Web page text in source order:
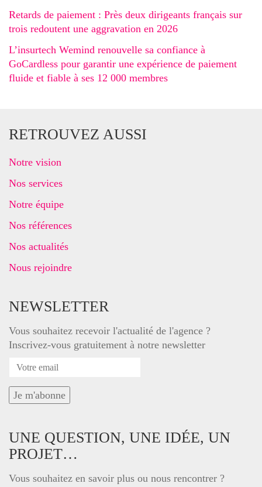
Retards de paiement : Près deux dirigeants français sur
trois redoutent une aggravation en 2026
L’insurtech Wemind renouvelle sa confiance à
GoCardless pour garantir une expérience de paiement
fluide et fiable à ses 12 000 membres
RETROUVEZ AUSSI
Notre vision
Nos services
Notre équipe
Nos références
Nos actualités
Nous rejoindre
NEWSLETTER
Vous souhaitez recevoir l'actualité de l'agence ?
Inscrivez-vous gratuitement à notre newsletter
UNE QUESTION, UNE IDÉE, UN
PROJET…
Vous souhaitez en savoir plus ou nous rencontrer ?